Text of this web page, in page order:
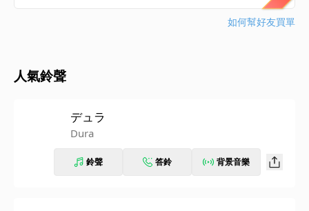
如何幫好友買單
人氣鈴聲
デュラ
Dura
鈴聲 答鈴 背景音樂